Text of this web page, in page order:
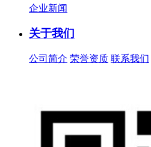
企业新闻
关于我们
公司简介 荣誉资质 联系我们